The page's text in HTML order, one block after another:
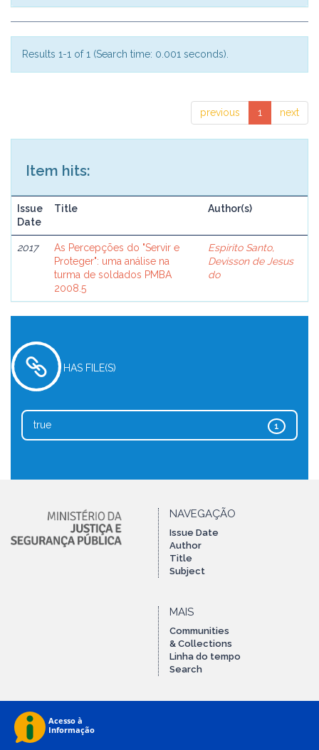
Results 1-1 of 1 (Search time: 0.001 seconds).
previous 1 next
Item hits:
Issue
Date
Title Author(s)
2017
As Percepções do "Servir e
Proteger": uma análise na
turma de soldados PMBA
2008.5
Espirito Santo,
Devisson de Jesus
do
HAS FILE(S)
1
true
NAVEGAÇÃO
Issue Date
Author
Title
Subject
MAIS
Communities
& Collections
Linha do tempo
Search